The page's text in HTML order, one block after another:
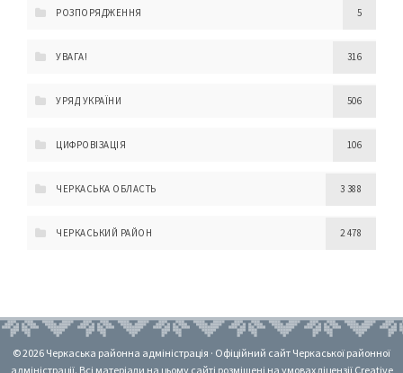
РОЗПОРЯДЖЕННЯ 5
УВАГА! 316
УРЯД УКРАЇНИ 506
ЦИФРОВІЗАЦІЯ 106
ЧЕРКАСЬКА ОБЛАСТЬ 3 388
ЧЕРКАСЬКИЙ РАЙОН 2 478
© 2026 Черкаська районна адміністрація · Офіційний сайт Черкаської районної
адміністрації. Всі матеріали на цьому сайті розміщені на умовах ліцензії Creative